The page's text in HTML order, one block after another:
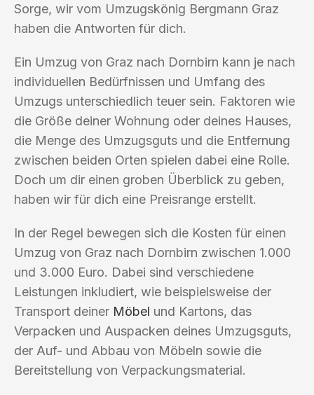
Sorge, wir vom Umzugskönig Bergmann Graz
haben die Antworten für dich.
Ein Umzug von Graz nach Dornbirn kann je nach
individuellen Bedürfnissen und Umfang des
Umzugs unterschiedlich teuer sein. Faktoren wie
die Größe deiner Wohnung oder deines Hauses,
die Menge des Umzugsguts und die Entfernung
zwischen beiden Orten spielen dabei eine Rolle.
Doch um dir einen groben Überblick zu geben,
haben wir für dich eine Preisrange erstellt.
In der Regel bewegen sich die Kosten für einen
Umzug von Graz nach Dornbirn zwischen 1.000
und 3.000 Euro. Dabei sind verschiedene
Leistungen inkludiert, wie beispielsweise der
Transport deiner Möbel und Kartons, das
Verpacken und Auspacken deines Umzugsguts,
der Auf- und Abbau von Möbeln sowie die
Bereitstellung von Verpackungsmaterial.